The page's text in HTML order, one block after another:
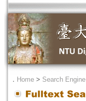
． Home > Search Engine